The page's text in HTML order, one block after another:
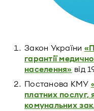
Закон України
гарантії
населення» від
Постанова КМУ
платних послуг,
комунальних